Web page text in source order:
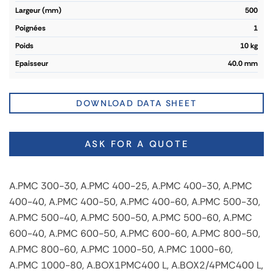
largeur (mm)
500
poignées
1
poids
10 kg
epaisseur
40.0 mm
DOWNLOAD DATA SHEET
ASK FOR A QUOTE
A.PMC 300-30, A.PMC 400-25, A.PMC 400-30, A.PMC
400-40, A.PMC 400-50, A.PMC 400-60, A.PMC 500-30,
A.PMC 500-40, A.PMC 500-50, A.PMC 500-60, A.PMC
600-40, A.PMC 600-50, A.PMC 600-60, A.PMC 800-50,
A.PMC 800-60, A.PMC 1000-50, A.PMC 1000-60,
A.PMC 1000-80, A.BOX1PMC400 L, A.BOX2/4PMC400 L,